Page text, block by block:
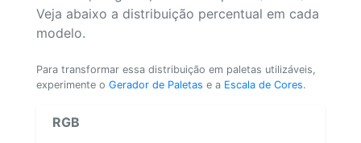
Veja abaixo a distribuição percentual em cada
modelo.
Para transformar essa distribuição em paletas utilizáveis,
experimente o Gerador de Paletas e a Escala de Cores.
RGB